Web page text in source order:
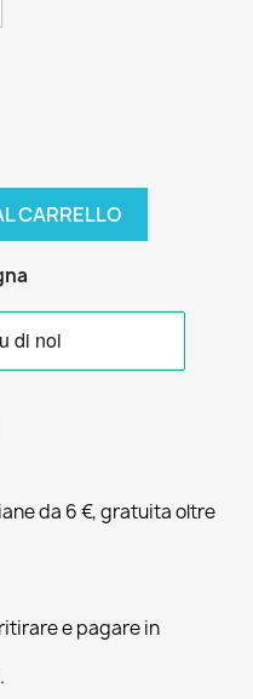
CARRELLO
da 6 €, gratuita oltre
e pagare in